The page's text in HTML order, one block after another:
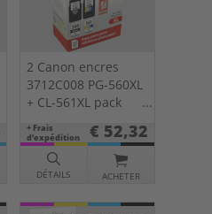
2 Canon encres
3712C008 PG-560XL
+ CL-561XL pack
double KCMY +
papier
+ Frais
d’expédition
€ 52,32
DÉTAILS ACHETER